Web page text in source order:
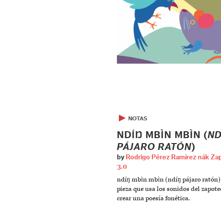
▶ NOTAS
NDÍŊ MBÌN MBÌN (
PÁJARO RATÓN)
by Rodrigo Pérez Ramírez nák
3.0
ndíŋ mbìn mbìn (ndíŋ pájaro ratón)
pieza que usa los sonidos del
crear una poesía fonética.